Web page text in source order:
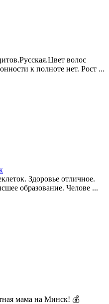
волос
к полноте нет. Рост ...
Здоровье отличное.
образование. Челове ...
мама на Минск! 💰